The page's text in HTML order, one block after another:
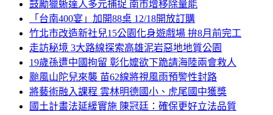
鼓勵獵蜥達人多元捕捉 南市增移除量能
「台南400宴」加開88桌 12/18開放訂購
竹北市改造新社兒15公園化身遊戲場 拚8月前完工
走訪秘境 3大路線探索高雄泥岩惡地地質公園
19歲孫遭中國拘留 彰化嬤欲下跪請海陸兩會救人
颱風山陀兒來襲 苗62線將視風雨預警性封路
將藝術融入課程 雲林明德國小、虎尾國中獲獎
國土計畫法延緩實施 陳冠廷：確保更好立法品質